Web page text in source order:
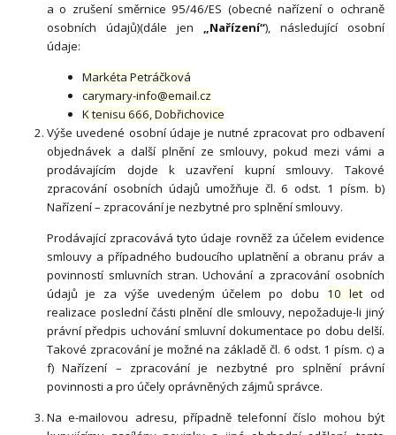
a o zrušení směrnice 95/46/ES (obecné nařízení o ochraně
osobních údajů)(dále jen „Nařízení“), následující osobní
údaje:
Markéta Petráčková
carymary-info@email.cz
K tenisu 666, Dobřichovice
Výše uvedené osobní údaje je nutné zpracovat pro odbavení
objednávek a další plnění ze smlouvy, pokud mezi vámi a
prodávajícím dojde k uzavření kupní smlouvy. Takové
zpracování osobních údajů umožňuje čl. 6 odst. 1 písm. b)
Nařízení – zpracování je nezbytné pro splnění smlouvy.
Prodávající zpracovává tyto údaje rovněž za účelem evidence
smlouvy a případného budoucího uplatnění a obranu práv a
povinností smluvních stran. Uchování a zpracování osobních
údajů je za výše uvedeným účelem po dobu 10 letod
realizace poslední části plnění dle smlouvy, nepožaduje-li jiný
právní předpis uchování smluvní dokumentace po dobu delší.
Takové zpracování je možné na základě čl. 6 odst. 1 písm. c) a
f) Nařízení – zpracování je nezbytné pro splnění právní
povinnosti a pro účely oprávněných zájmů správce.
Na e-mailovou adresu, případně telefonní číslo mohou být